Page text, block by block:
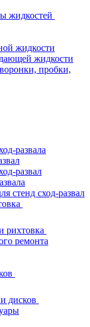
жидкостей
жидкости
жидкости
пробки,
развала
развал
стенд сход-развал
рихтовка
ремонта
дисков